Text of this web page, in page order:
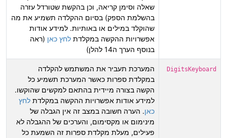
שאלה וסימן קריאה, וכן בהקשת שטורדל עזרה
בהשלמת הספק) בסיום ההקלדה תשמיע את מה
שהוקלד במילים או באותיות. למידע אודות
אפשרויות ההקשה במקלדת לחץ כאן (ראה
בנוסף הערך ה14 להלן)
DigitsKeyboard
המערכת תעביר את המשתמש להקלדה
במקלדת ספרות כאשר המערכת תשמיע כל
הקשה בצורה מיידית בהתאם למקשים שהוקשו.
למידע אודות אפשרויות ההקשה במקלדת לחץ
כאן. הערה חשובה במצב זה אין הגבלה של
מינימום או מקסימום, והערכים של ההגבלה לא
פעילים, מעלת מקלדת ספרות זה השמעת כל